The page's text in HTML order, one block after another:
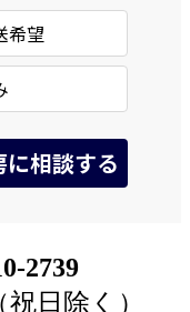
2739
日除く）